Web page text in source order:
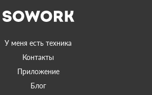
У меня есть техника
Контакты
Приложение
Блог